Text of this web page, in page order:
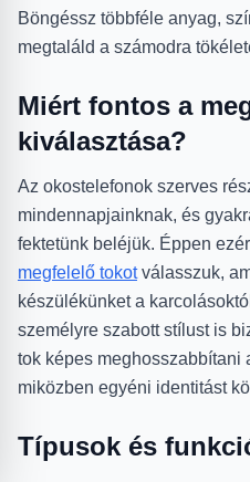
Böngéssz többféle anyag,
megtaláld a számodra
Miért fontos a
kiválasztása?
Az okostelefonok szerves
mindennapjainknak, és
fektetünk beléjük. Éppen
megfelelő tokotválasszuk,
készülékünket a
személyre szabott stílust is
tok képes meghosszabbítani
miközben egyéni identitást
Típusok és